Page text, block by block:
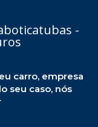
-
carro, empresa
seu caso, nós